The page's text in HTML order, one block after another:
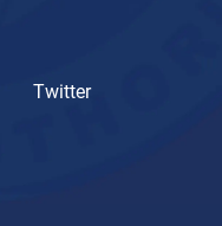
Twitter